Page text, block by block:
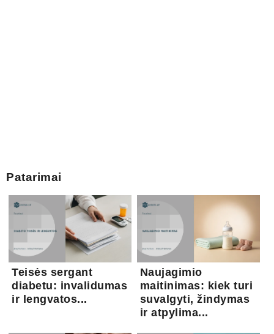
Patarimai
Teisės sergant
diabetu: invalidumas
ir lengvatos...
Naujagimio
maitinimas: kiek turi
suvalgyti, žindymas
ir atpylima...